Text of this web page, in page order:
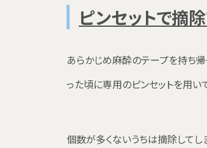
ピンセットで摘
あらかじめ麻酔のテープを持ち
った頃に専用のピンセットを用い
個数が多くないうちは摘除して